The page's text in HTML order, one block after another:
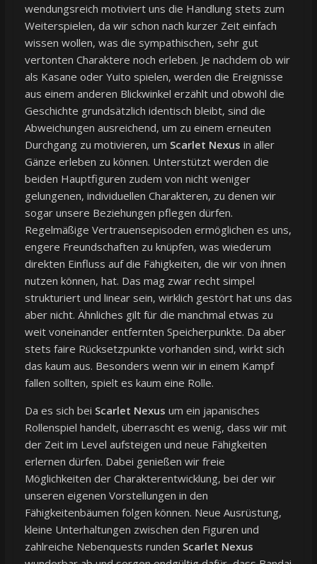
wendungsreich motiviert uns die Handlung stets zum
Weiterspielen, da wir schon nach kurzer Zeit einfach
wissen wollen, was die sympathischen, sehr gut
vertonten Charaktere noch erleben. Je nachdem ob wir
als Kasane oder Yuito spielen, werden die Ereignisse
aus einem anderen Blickwinkel erzählt und obwohl die
Geschichte grundsätzlich identisch bleibt, sind die
Abweichungen ausreichend, um zu einem erneuten
Durchgang zu motivieren, um Scarlet Nexus in aller
Gänze erleben zu können. Unterstützt werden die
beiden Hauptfiguren zudem von nicht weniger
gelungenen, individuellen Charakteren, zu denen wir
sogar unsere Beziehungen pflegen dürfen.
Regelmäßige Vertrauensepisoden ermöglichen es uns,
engere Freundschaften zu knüpfen, was wiederum
direkten Einfluss auf die Fähigkeiten, die wir von ihnen
nutzen können, hat. Das mag zwar recht simpel
strukturiert und linear sein, wirklich gestört hat uns das
aber nicht. Ähnliches gilt für die manchmal etwas zu
weit voneinander entfernten Speicherpunkte. Da aber
stets faire Rücksetzpunkte vorhanden sind, wirkt sich
das kaum aus. Besonders wenn wir in einem Kampf
fallen sollten, spielt es kaum eine Rolle.
Da es sich bei Scarlet Nexus um ein japanisches
Rollenspiel handelt, überrascht es wenig, dass wir mit
der Zeit im Level aufsteigen und neue Fähigkeiten
erlernen dürfen. Dabei genießen wir freie
Möglichkeiten der Charakterentwicklung, bei der wir
unseren eigenen Vorstellungen in den
Fähigkeitenbäumen folgen können. Neue Ausrüstung,
kleine Unterhaltungen zwischen den Figuren und
zahlreiche Nebenquests runden Scarlet Nexus